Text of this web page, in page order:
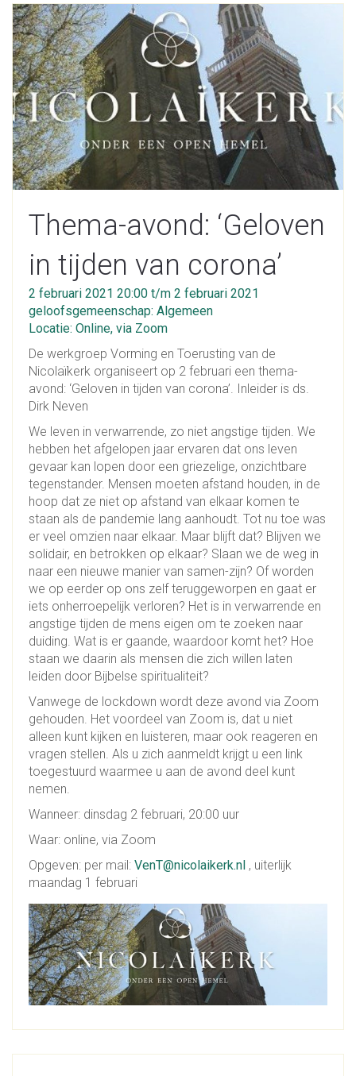
Thema-avond: ‘Geloven
in tijden van corona’
2 februari 2021 20:00 t/m 2 februari 2021
geloofsgemeenschap: Algemeen
Locatie: Online, via Zoom
De werkgroep Vorming en Toerusting van de
Nicolaïkerk organiseert op 2 februari een thema-
avond: ‘Geloven in tijden van corona’. Inleider is ds.
Dirk Neven
We leven in verwarrende, zo niet angstige tijden. We
hebben het afgelopen jaar ervaren dat ons leven
gevaar kan lopen door een griezelige, onzichtbare
tegenstander. Mensen moeten afstand houden, in de
hoop dat ze niet op afstand van elkaar komen te
staan als de pandemie lang aanhoudt. Tot nu toe was
er veel omzien naar elkaar. Maar blijft dat? Blijven we
solidair, en betrokken op elkaar? Slaan we de weg in
naar een nieuwe manier van samen-zijn? Of worden
we op eerder op ons zelf teruggeworpen en gaat er
iets onherroepelijk verloren? Het is in verwarrende en
angstige tijden de mens eigen om te zoeken naar
duiding. Wat is er gaande, waardoor komt het? Hoe
staan we daarin als mensen die zich willen laten
leiden door Bijbelse spiritualiteit?
Vanwege de lockdown wordt deze avond via Zoom
gehouden. Het voordeel van Zoom is, dat u niet
alleen kunt kijken en luisteren, maar ook reageren en
vragen stellen. Als u zich aanmeldt krijgt u een link
toegestuurd waarmee u aan de avond deel kunt
nemen.
Wanneer: dinsdag 2 februari, 20:00 uur
Waar: online, via Zoom
Opgeven: per mail: VenT@nicolaikerk.nl , uiterlijk
maandag 1 februari